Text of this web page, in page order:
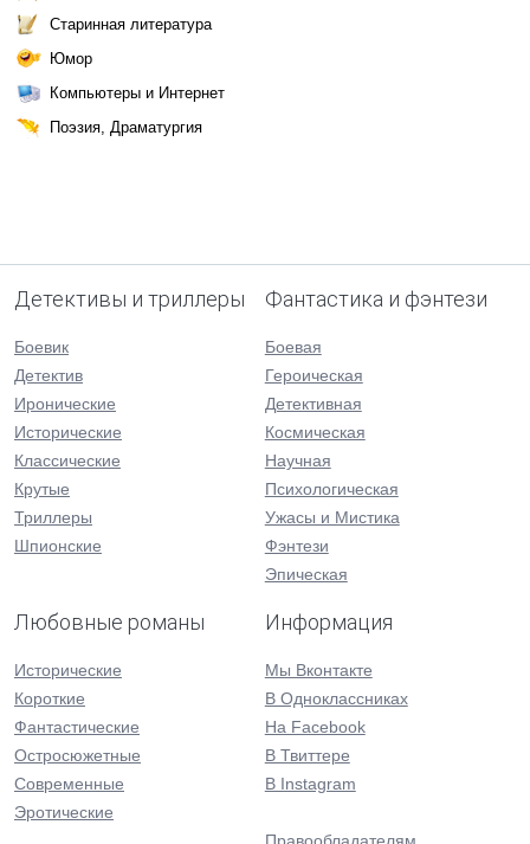
Старинная литература
Юмор
Компьютеры и Интернет
Поэзия, Драматургия
Детективы и триллеры
Боевик
Детектив
Иронические
Исторические
Классические
Крутые
Триллеры
Шпионские
Фантастика и фэнтези
Боевая
Героическая
Детективная
Космическая
Научная
Психологическая
Ужасы и Мистика
Фэнтези
Эпическая
Любовные романы
Исторические
Короткие
Фантастические
Остросюжетные
Современные
Эротические
Информация
Мы Вконтакте
В Одноклассниках
На Facebook
В Твиттере
В Instagram